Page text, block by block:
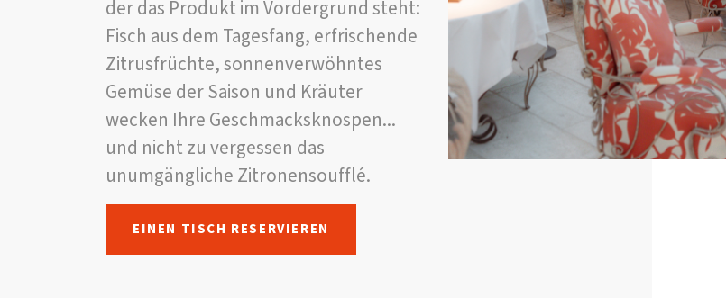
der das Produkt im Vordergrund steht:
Fisch aus dem Tagesfang, erfrischende
Zitrusfrüchte, sonnenverwöhntes
Gemüse der Saison und Kräuter
wecken Ihre Geschmacksknospen...
und nicht zu vergessen das
unumgängliche Zitronensoufflé.
EINEN TISCH RESERVIEREN